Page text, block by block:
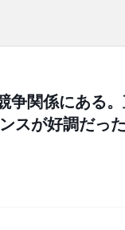
争関係にある。
スが好調だっ